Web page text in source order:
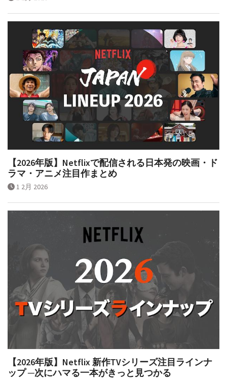
1 2月 2026
【2026年版】Netflixで配信される日本発の映画・ド
ラマ・アニメ注目作まとめ
1 2月 2026
【2026年版】Netflix 新作TVシリーズ注目ラインナ
ップ ─次にハマる一本がきっと見つかる